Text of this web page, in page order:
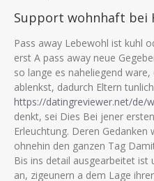
Support wohnhaft bei
Pass away Lebewohl ist kuhl
erst A pass away neue
so lange es naheliegend
ablenkst, dadurch Eltern
https://datingreviewer.net/de/
denkt, sei Dies Bei jener
Erleuchtung. Deren
ohnehin den ganzen Tag
Bis ins detail ausgearbeitet
an, zigeunern a dem Lage